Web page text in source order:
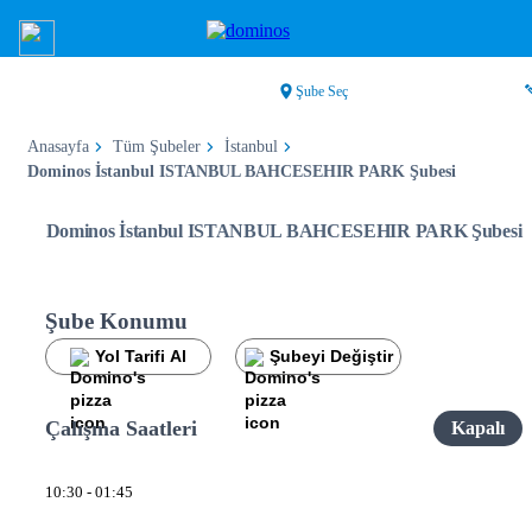
Şube Seç
Anasayfa Tüm Şubeler
İstanbul
Dominos İstanbul ISTANBUL BAHCESEHIR PARK Şubesi
Dominos İstanbul ISTANBUL BAHCESEHIR PARK Şubesi
Şube Konumu
Yol Tarifi Al Şubeyi Değiştir
Çalışma Saatleri Kapalı
10:30 - 01:45